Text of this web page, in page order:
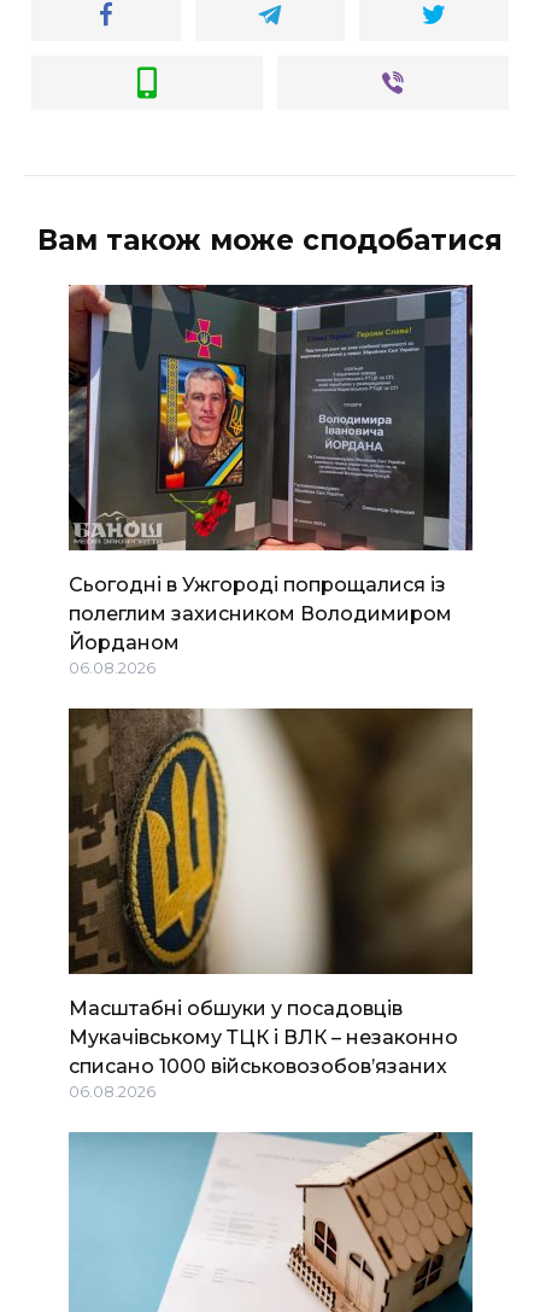
Вам також може сподобатися
Сьогодні в Ужгороді попрощалися із
полеглим захисником Володимиром
Йорданом
06.08.2026
Масштабні обшуки у посадовців
Мукачівському ТЦК і ВЛК – незаконно
списано 1000 військовозобов’язаних
06.08.2026